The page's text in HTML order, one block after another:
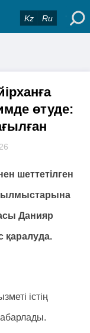
Kz Ru
өтуде:
шеттетілген
қылмыстарына
Данияр
қаралуда.
істің